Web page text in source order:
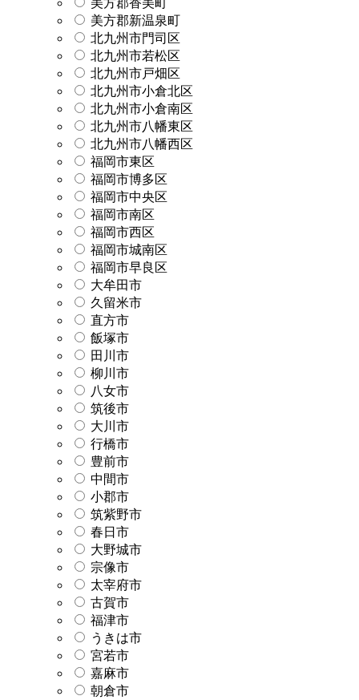
美方郡新温泉町
北九州市門司区
北九州市若松区
北九州市戸畑区
北九州市小倉北区
北九州市小倉南区
北九州市八幡東区
北九州市八幡西区
福岡市東区
福岡市博多区
福岡市中央区
福岡市南区
福岡市西区
福岡市城南区
福岡市早良区
大牟田市
久留米市
直方市
飯塚市
田川市
柳川市
八女市
筑後市
大川市
行橋市
豊前市
中間市
小郡市
筑紫野市
春日市
大野城市
宗像市
太宰府市
古賀市
福津市
うきは市
宮若市
嘉麻市
朝倉市